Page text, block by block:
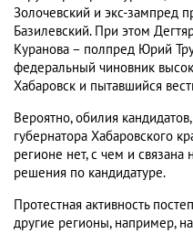
Золочевский и экс-зампред
Базилевский. При этом
Куранова – полпред Юрий
федеральный чиновник
Хабаровск и пытавшийся
Вероятно, обилия
губернатора Хабаровского
регионе нет, с чем и
решения по кандидатуре.
Протестная активность
другие регионы, например,